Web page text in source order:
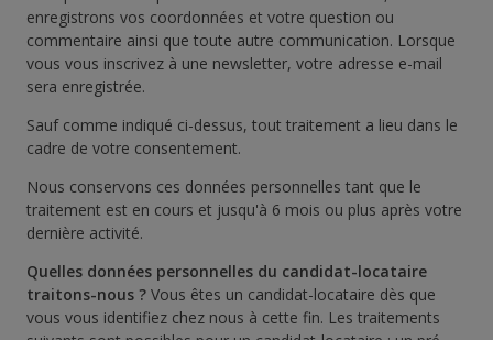
enregistrons vos coordonnées et votre question ou
commentaire ainsi que toute autre communication. Lorsque
vous vous inscrivez à une newsletter, votre adresse e-mail
sera enregistrée.
Sauf comme indiqué ci-dessus, tout traitement a lieu dans le
cadre de votre consentement.
Nous conservons ces données personnelles tant que le
traitement est en cours et jusqu'à 6 mois ou plus après votre
dernière activité.
Quelles données personnelles du candidat-locataire
traitons-nous ? Vous êtes un candidat-locataire dès que
vous vous identifiez chez nous à cette fin. Les traitements